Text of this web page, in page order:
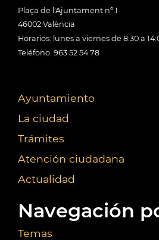
Plaça de l'Ajuntament nº 1
46002 València
Horarios: lunes a viernes de 8:30 a
Teléfono: 963 52 54 78
Ayuntamiento
La ciudad
Trámites
Atención ciudadana
Actualidad
Navegación
Temas